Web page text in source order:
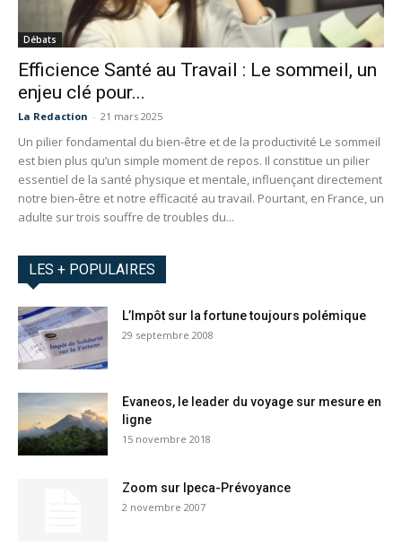
Débats
Efficience Santé au Travail : Le sommeil, un
enjeu clé pour...
La Redaction - 21 mars 2025
Un pilier fondamental du bien-être et de la productivité Le sommeil
est bien plus qu’un simple moment de repos. Il constitue un pilier
essentiel de la santé physique et mentale, influençant directement
notre bien-être et notre efficacité au travail. Pourtant, en France, un
adulte sur trois souffre de troubles du...
LES + POPULAIRES
L’Impôt sur la fortune toujours polémique
29 septembre 2008
Evaneos, le leader du voyage sur mesure en
ligne
15 novembre 2018
Zoom sur Ipeca-Prévoyance
2 novembre 2007